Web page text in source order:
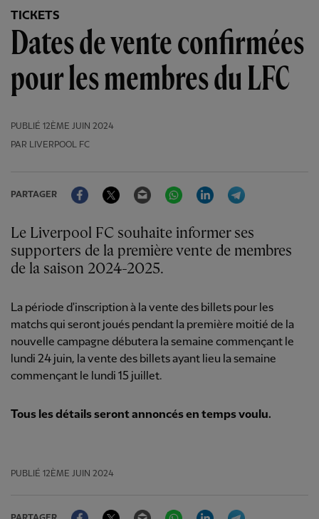
TICKETS
Dates de vente confirmées
pour les membres du LFC
PUBLIÉ 12ÈME JUIN 2024
PAR LIVERPOOL FC
PARTAGER
FacebookTwitter Email WhatsAppLinkedIn
Le Liverpool FC souhaite informer ses
supporters de la première vente de membres
de la saison 2024-2025.
La période d'inscription à la vente des billets pour les
matchs qui seront joués pendant la première moitié de la
nouvelle campagne débutera la semaine commençant le
lundi 24 juin, la vente des billets ayant lieu la semaine
commençant le lundi 15 juillet.
Tous les détails seront annoncés en temps voulu.
PUBLIÉ 12ÈME JUIN 2024
FacebookTwitter Email WhatsAppLinkedIn